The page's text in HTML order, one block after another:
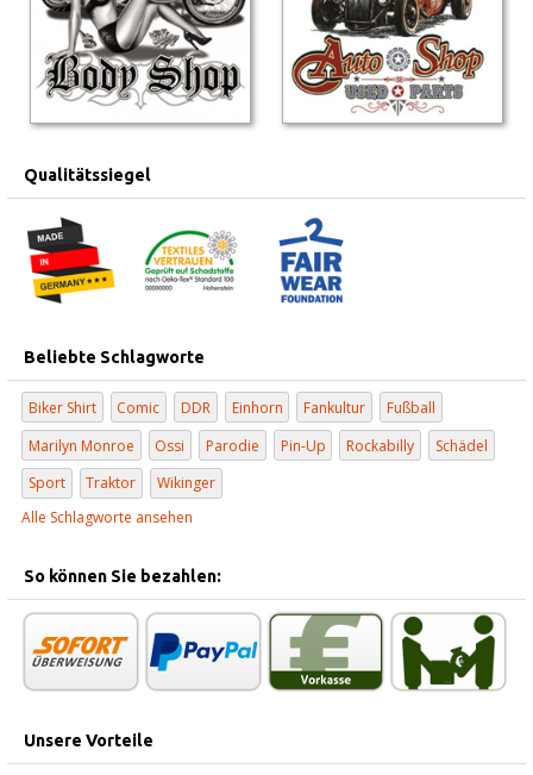
Qualitätssiegel
Beliebte Schlagworte
Biker Shirt Comic DDR Einhorn Fankultur
Fußball
Marilyn Monroe
Ossi Parodie Pin-Up Rockabilly
Schädel
Sport
Traktor
Wikinger
Alle Schlagworte ansehen
So können Sie bezahlen:
Unsere Vorteile